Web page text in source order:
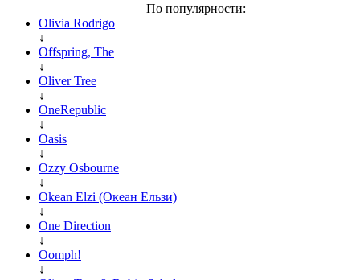
По популярности:
Olivia Rodrigo
↓
Offspring, The
↓
Oliver Tree
↓
OneRepublic
↓
Oasis
↓
Ozzy Osbourne
↓
Okean Elzi (Океан Ельзи)
↓
One Direction
↓
Oomph!
↓